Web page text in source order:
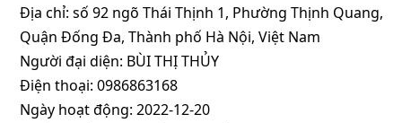
Địa chỉ: số 92 ngõ Thái Thịnh 1, Phường Thịnh Quang,
Quận Đống Đa, Thành phố Hà Nội, Việt Nam
Người đại diện: BÙI THỊ THỦY
Điện thoại: 0986863168
Ngày hoạt động: 2022-12-20